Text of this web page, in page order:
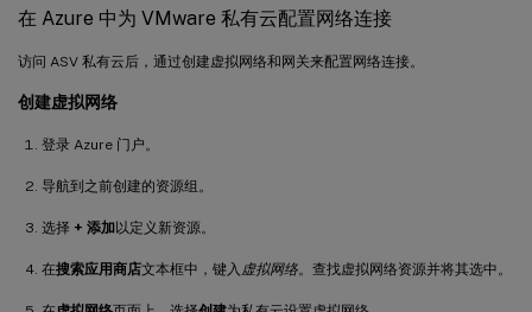
在 Azure 中为 VMware 私有云配置网络连接
访问 ASV 私有云后，通过创建虚拟网络和网关来配置网络连接。
创建虚拟网络
登录 Azure 门户。
导航到之前创建的资源组。
选择 + 添加 以定义新资源。
在搜索应用商店文本框中，键入 虚拟网络。查找虚拟网络资源并将其选中。